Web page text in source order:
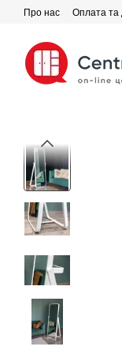
Перейти до
Про нас Оплата та